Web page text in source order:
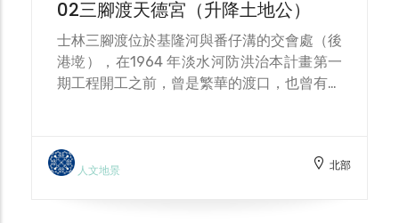
定」浮竹、終點立「浮旗」，鳴鑼相禮後順流
競速，既祈安亦比勇。另一方面，與水共處也
意味著對無常的敬畏——船夫素有水鬼信仰，
每逢農曆七月在河上作業時，會依習俗向河面
生活切片，亦讓人讀見臺北與河流最後一段貼
身共生的日常。
02三腳渡天德宮（升降土地公）
士林三腳渡位於基隆河與番仔溝的交會處（後
港墘），在1964 年淡水河防洪治本計畫第一
期工程開工之前，曾是繁華的渡口，也曾有豐
而有趣的歷史。1980年代大家樂盛行之際，
撈捕紅線蟲的漁民時常在基隆河撿到被賭徒們
人文地景 北部